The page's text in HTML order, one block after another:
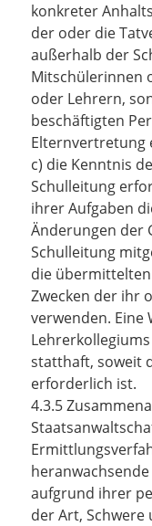
konkreter
der oder die
außerhalb der
Mitschülerinnen
oder Lehrern,
beschäftigten
Elternvertretung
c) die Kenntnis
Schulleitung
ihrer Aufgaben
Änderungen der
Schulleitung
die
Zwecken der ihr
verwenden. Eine
statthaft, soweit
erforderlich ist.
4.3.5
aufgrund ihrer
der Art, Schwere